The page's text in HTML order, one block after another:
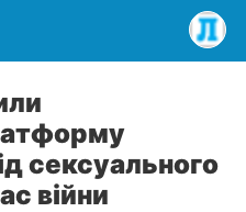
сексуального
війни